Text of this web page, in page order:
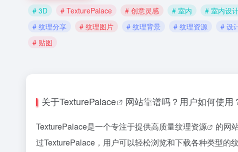
# 3D # TexturePalace # 创意灵感 # 室内 # 室内设
# 纹理分享
# 纹理图片 # 纹理背景 # 纹理资源 # 设
# 贴图
关于TexturePalace 网站靠谱吗？用户如何使用
TexturePalace是一个专注于提供高质量纹理资源 的网
过TexturePalace，用户可以轻松浏览和下载各种类型的